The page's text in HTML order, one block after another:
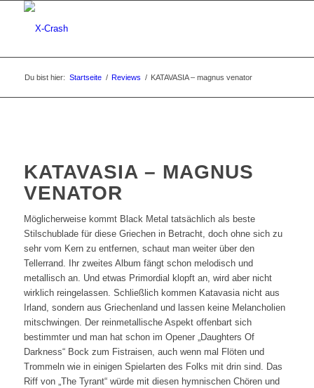
Du bist hier: Startseite / Reviews / KATAVASIA – magnus venator
KATAVASIA – MAGNUS
VENATOR
Möglicherweise kommt Black Metal tatsächlich als beste
Stilschublade für diese Griechen in Betracht, doch ohne sich zu
sehr vom Kern zu entfernen, schaut man weiter über den
Tellerrand. Ihr zweites Album fängt schon melodisch und
metallisch an. Und etwas Primordial klopft an, wird aber nicht
wirklich reingelassen. Schließlich kommen Katavasia nicht aus
Irland, sondern aus Griechenland und lassen keine Melancholien
mitschwingen. Der reinmetallische Aspekt offenbart sich
bestimmter und man hat schon im Opener „Daughters Of
Darkness“ Bock zum Fistraisen, auch wenn mal Flöten und
Trommeln wie in einigen Spielarten des Folks mit drin sind. Das
Riff von „The Tyrant“ würde mit diesen hymnischen Chören und